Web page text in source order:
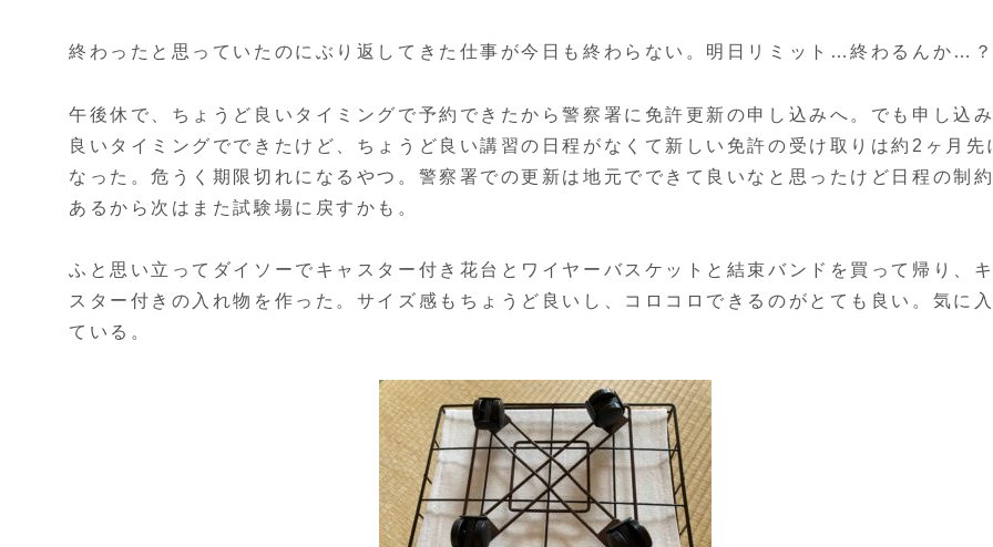
終わったと思っていたのにぶり返してきた仕事が今日も終わらない。明日リミット…終わるんか…？
午後休で、ちょうど良いタイミングで予約できたから警察署に免許更新の申し込みへ。でも申し込
良いタイミングでできたけど、ちょうど良い講習の日程がなくて新しい免許の受け取りは約2ヶ月先
なった。危うく期限切れになるやつ。警察署での更新は地元でできて良いなと思ったけど日程の制
あるから次はまた試験場に戻すかも。
ふと思い立ってダイソーでキャスター付き花台とワイヤーバスケットと結束バンドを買って帰り、キ
スター付きの入れ物を作った。サイズ感もちょうど良いし、コロコロできるのがとても良い。気に入
ている。